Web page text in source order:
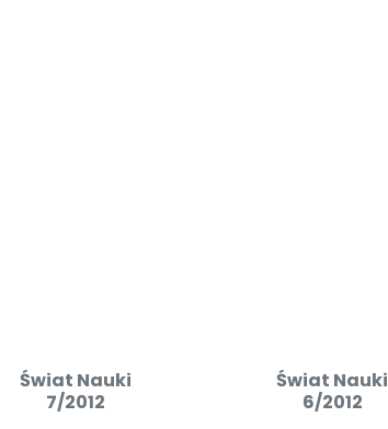
Świat Nauki
7/2012
Świat Nauki
6/2012